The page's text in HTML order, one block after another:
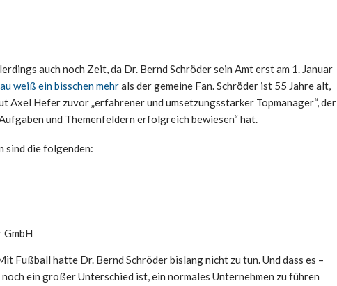
auch noch Zeit, da Dr. Bernd Schröder sein Amt erst am 1. Januar
weiß ein bisschen mehrals der gemeine Fan. Schröder ist 55 Jahre alt,
Axel Hefer zuvor „erfahrener und umsetzungsstarker Topmanager“, der
und Themenfeldern erfolgreich bewiesen“ hat.
sind die folgenden:
GmbH
Fußball hatte Dr. Bernd Schröder bislang nicht zu tun. Und dass es –
ein großer Unterschied ist, ein normales Unternehmen zu führen